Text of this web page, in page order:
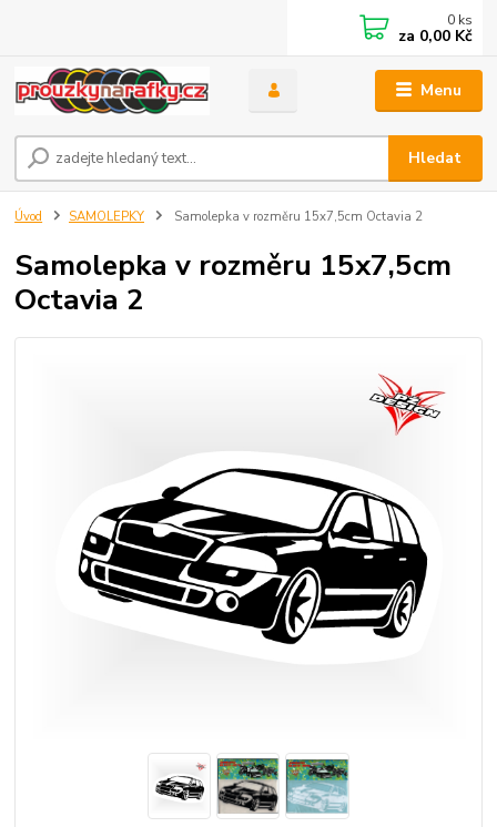
Menu
Hledat
0 ks
za 0,00 Kč
Úvod SAMOLEPKY Samolepka v rozměru 15x7,5cm Octavia 2
Samolepka v rozměru 15x7,5cm
Octavia 2